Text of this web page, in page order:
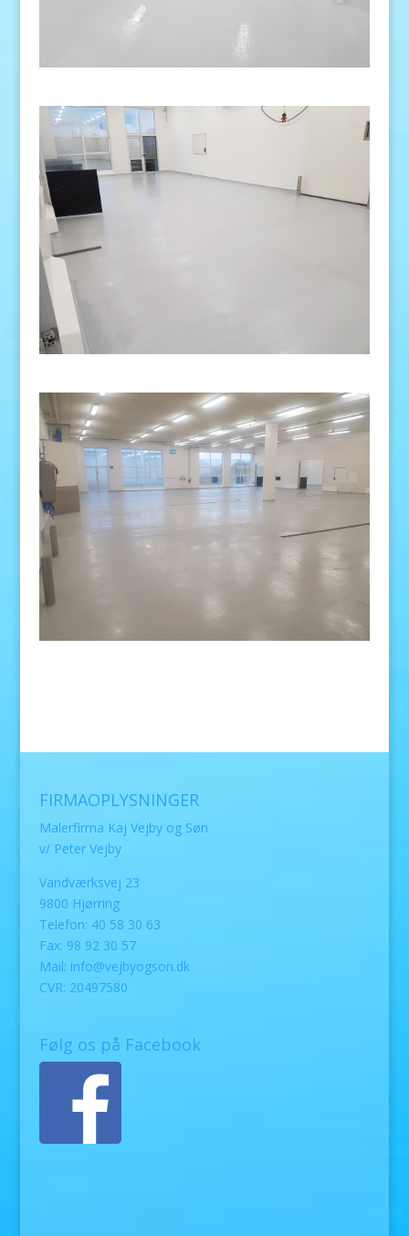
FIRMAOPLYSNINGER
Malerfirma Kaj Vejby og Søn
v/ Peter Vejby
Vandværksvej 23
9800 Hjørring
Telefon: 40 58 30 63
Fax: 98 92 30 57
Mail: info@vejbyogson.dk
CVR: 20497580
Følg os på Facebook